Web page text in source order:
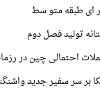
ای طبقه متو سط
تولید فصل دوم
احتمالی چین در
بر سر سفیر جدید